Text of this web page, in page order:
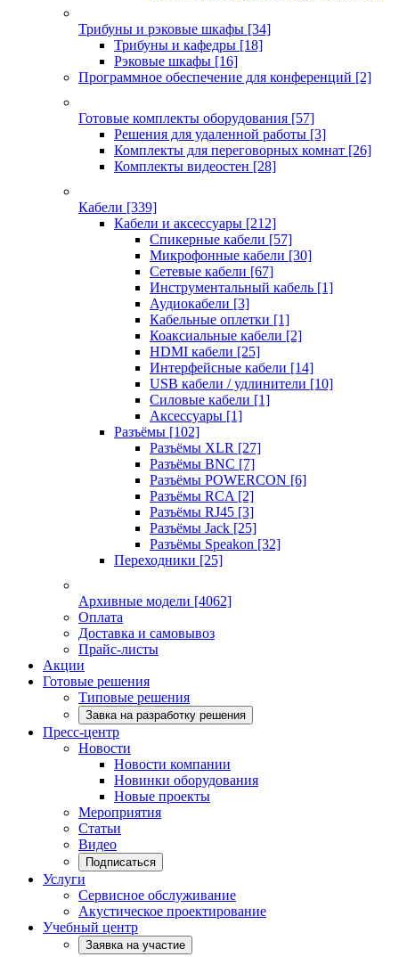
Трибуны и рэковые шкафы [34]
Трибуны и кафедры [18]
Рэковые шкафы [16]
Программное обеспечение для конференций [2]
Готовые комплекты оборудования [57]
Решения для удаленной работы [3]
Комплекты для переговорных комнат [26]
Комплекты видеостен [28]
Кабели [339]
Кабели и аксессуары [212]
Спикерные кабели [57]
Микрофонные кабели [30]
Сетевые кабели [67]
Инструментальный кабель [1]
Аудиокабели [3]
Кабельные оплетки [1]
Коаксиальные кабели [2]
HDMI кабели [25]
Интерфейсные кабели [14]
USB кабели / удлинители [10]
Силовые кабели [1]
Аксессуары [1]
Разъёмы [102]
Разъёмы XLR [27]
Разъёмы BNC [7]
Разъёмы POWERCON [6]
Разъёмы RCA [2]
Разъёмы RJ45 [3]
Разъёмы Jack [25]
Разъёмы Speakon [32]
Переходники [25]
Архивные модели [4062]
Оплата
Доставка и самовывоз
Прайс-листы
Акции
Готовые решения
Типовые решения
Завка на разработку решения
Пресс-центр
Новости
Новости компании
Новинки оборудования
Новые проекты
Мероприятия
Статьи
Видео
Подписаться
Услуги
Сервисное обслуживание
Акустическое проектирование
Учебный центр
Заявка на участие